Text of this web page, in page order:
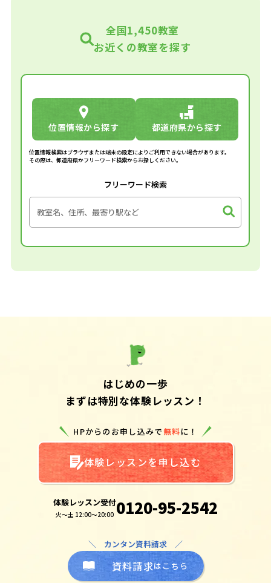
全国1,450教室
お近くの教室を探す
位置情報から探す 都道府県から探す
位置情報検索はブラウザまたは端末の設定によりご利用できない場合があります。
その際は、都道府県かフリーワード検索からお探しください。
フリーワード検索
はじめの一歩
まずは特別な体験レッスン！
HPからのお申し込みで無料に！
体験レッスンを申し込む
体験レッスン受付
火～土 12:00～20:00 0120-95-2542
＼ カンタン資料請求 ／
資料請求はこちら